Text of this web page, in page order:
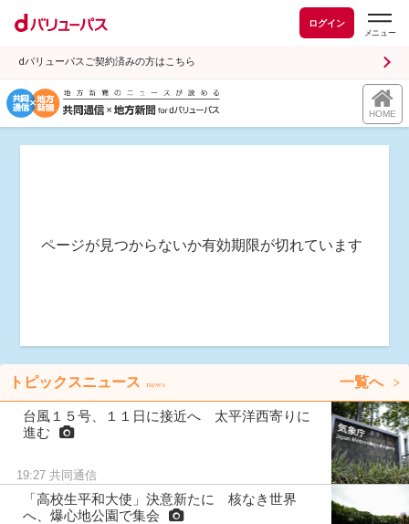
ログイン
dバリューパスご契約済みの方はこちら
HOME
ページが見つからないか有効期限が切れています
トピックスニュース news 一覧へ
台風１５号、１１日に接近へ 太平洋西寄りに
進む
19:27 共同通信
「高校生平和大使」決意新たに 核なき世界
へ、爆心地公園で集会